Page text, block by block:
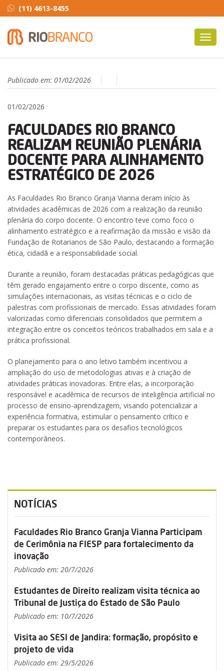
(11) 4613-8455
Publicado em: 01/02/2026
01/02/2026
FACULDADES RIO BRANCO
REALIZAM REUNIÃO PLENÁRIA
DOCENTE PARA ALINHAMENTO
ESTRATÉGICO DE 2026
As Faculdades Rio Branco Granja Vianna deram início às
atividades acadêmicas de 2026 com a realização da reunião
plenária do corpo docente. O encontro teve como foco o
alinhamento estratégico e a reafirmação da missão e visão da
Fundação de Rotarianos de São Paulo, destacando a formação
ética, cidadã e a responsabilidade social.
Durante a reunião, foram destacadas práticas pedagógicas que
têm gerado engajamento entre o corpo discente, como as
simulações internacionais, as visitas técnicas e o ciclo de
palestras com profissionais de mercado. Essas atividades foram
valorizadas como diferenciais consolidados que permitem a
integração entre os conceitos teóricos trabalhados em sala e a
prática profissional.
O planejamento para o ano letivo também incentivou a
ampliação do uso de metodologias ativas e à criação de
atividades práticas inovadoras. Entre elas, a incorporação
responsável e acadêmica de recursos de inteligência artificial no
processo de ensino-aprendizagem, visando potencializar a
experiência formativa, estimular o pensamento crítico e
preparar os estudantes para os desafios tecnológicos
contemporâneos.
NOTÍCIAS
Faculdades Rio Branco Granja Vianna Participam
de Cerimônia na FIESP para fortalecimento da
inovação
Publicado em: 20/7/2026
Estudantes de Direito realizam visita técnica ao
Tribunal de Justiça do Estado de São Paulo
Publicado em: 10/7/2026
Visita ao SESI de Jandira: formação, propósito e
projeto de vida
Publicado em: 29/5/2026